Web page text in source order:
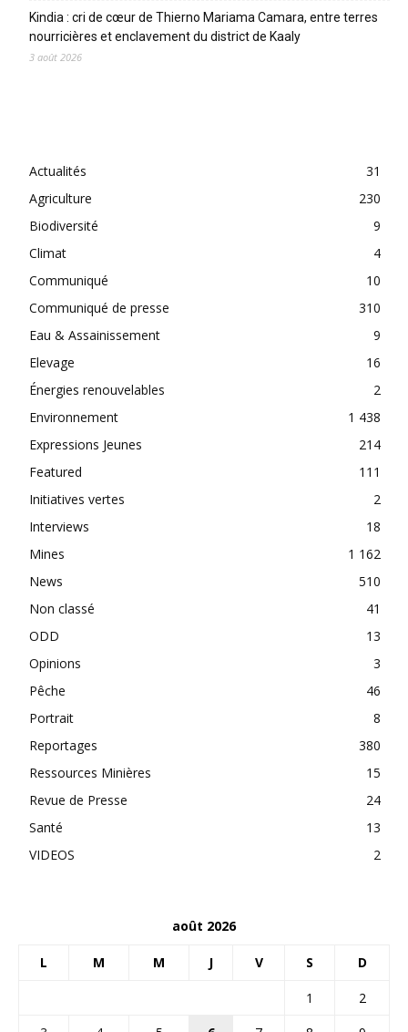
Kindia : cri de cœur de Thierno Mariama Camara, entre terres
nourricières et enclavement du district de Kaaly
3 août 2026
Actualités
31
Agriculture
230
Biodiversité
9
Climat
4
Communiqué
10
Communiqué de presse
310
Eau & Assainissement
9
Elevage
16
Énergies renouvelables
2
Environnement
1 438
Expressions Jeunes
214
Featured
111
Initiatives vertes
2
Interviews
18
Mines
1 162
News
510
Non classé
41
ODD
13
Opinions
3
Pêche
46
Portrait
8
Reportages
380
Ressources Minières
15
Revue de Presse
24
Santé
13
VIDEOS
2
août 2026
L M M J V S D
1
2